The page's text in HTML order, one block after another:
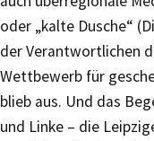
oder „kalte Dusche“
der Verantwortlichen
Wettbewerb für
blieb aus. Und das
und Linke – die